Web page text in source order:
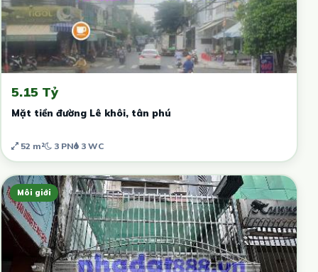
5.15 Tỷ
Mặt tiền đường Lê khôi, tân phú
52 m² 3 PN 3 WC
Môi giới